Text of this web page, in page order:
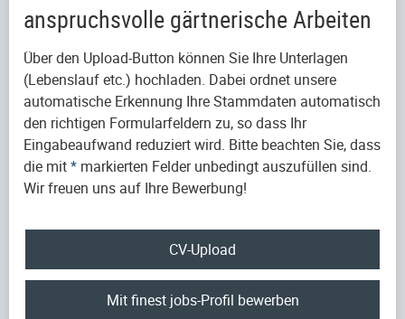
anspruchsvolle gärtnerische Arbeiten
Über den Upload-Button können Sie Ihre Unterlagen
(Lebenslauf etc.) hochladen. Dabei ordnet unsere
automatische Erkennung Ihre Stammdaten automatisch
den richtigen Formularfeldern zu, so dass Ihr
Eingabeaufwand reduziert wird. Bitte beachten Sie, dass
die mit* markierten Felder unbedingt auszufüllen sind.
Wir freuen uns auf Ihre Bewerbung!
CV-Upload
Mit finest jobs-Profil bewerben